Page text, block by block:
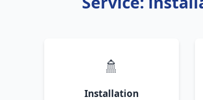
🚿
Installation